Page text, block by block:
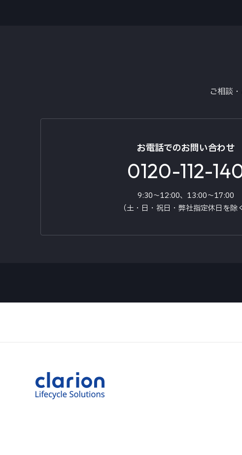
AMチューナー／受信周波数
GPS受信周波数
最大出力
ステアリングリモコン
電源電圧
動作温度範囲
ご相談
お電話でのお問い合わせ
0120-112-
9:30～12:00、13:00～17:00
（土・日・祝日・弊社指定休日を除